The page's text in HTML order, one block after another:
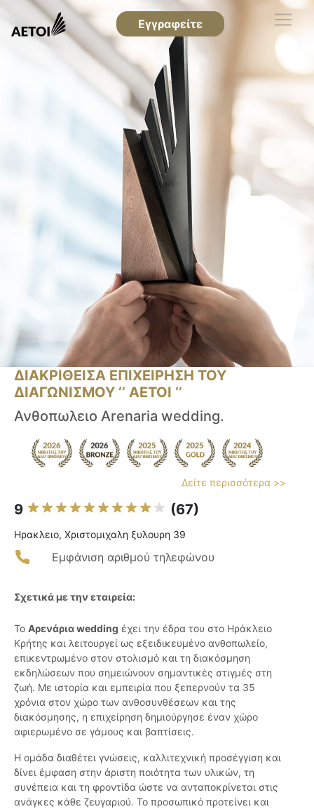
Εγγραφείτε
ΔΙΑΚΡΙΘΕΙΣΑ ΕΠΙΧΕΙΡΗΣΗ ΤΟΥ
ΔΙΑΓΩΝΙΣΜΟΥ ‘’ ΑΕΤΟΙ ‘’
Ανθοπωλειο Arenaria wedding.
Δείτε περισσότερα >>
9 (67)
Ηρακλειο, Χριστομιχαλη ξυλουρη 39
Εμφάνιση αριθμού τηλεφώνου
Σχετικά με την εταιρεία:
Το Αρενάρια wedding έχει την έδρα του στο Ηράκλειο
Κρήτης και λειτουργεί ως εξειδικευμένο ανθοπωλείο,
επικεντρωμένο στον στολισμό και τη διακόσμηση
εκδηλώσεων που σημειώνουν σημαντικές στιγμές στη
ζωή. Με ιστορία και εμπειρία που ξεπερνούν τα 35
χρόνια στον χώρο των ανθοσυνθέσεων και της
διακόσμησης, η επιχείρηση δημιούργησε έναν χώρο
αφιερωμένο σε γάμους και βαπτίσεις.
Η ομάδα διαθέτει γνώσεις, καλλιτεχνική προσέγγιση και
δίνει έμφαση στην άριστη ποιότητα των υλικών, τη
συνέπεια και τη φροντίδα ώστε να ανταποκρίνεται στις
ανάγκες κάθε ζευγαριού. Το προσωπικό προτείνει και